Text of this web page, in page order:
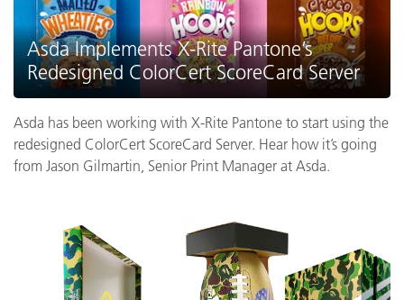
Asda Implements X-Rite Pantone’s
Redesigned ColorCert ScoreCard Server
Asda has been working with X-Rite Pantone to start using the
redesigned ColorCert ScoreCard Server. Hear how it’s going
from Jason Gilmartin, Senior Print Manager at Asda.